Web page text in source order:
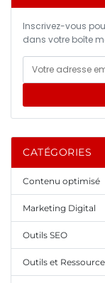
Inscrivez-vous
dans votre boîte
CATÉGORIES
Contenu optimisé
Marketing Digital
Outils SEO
Outils et